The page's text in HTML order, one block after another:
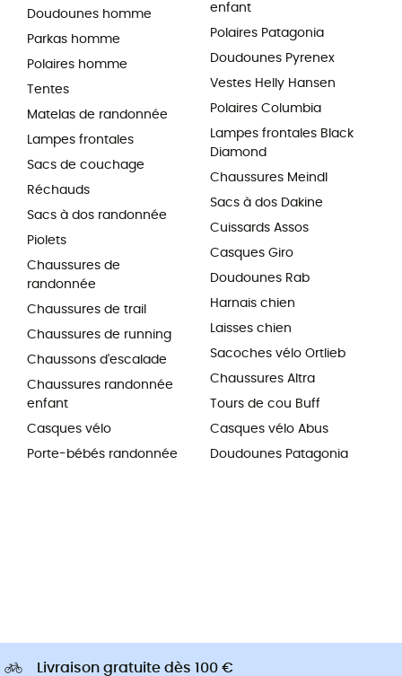
Doudounes homme
Parkas homme
Polaires homme
Tentes
Matelas de randonnée
Lampes frontales
Sacs de couchage
Réchauds
Sacs à dos randonnée
Piolets
Chaussures de
randonnée
Chaussures de trail
Chaussures de running
Chaussons d'escalade
Chaussures randonnée
enfant
Casques vélo
Porte-bébés randonnée
enfant
Polaires Patagonia
Doudounes Pyrenex
Vestes Helly Hansen
Polaires Columbia
Lampes frontales Black
Diamond
Chaussures Meindl
Sacs à dos Dakine
Cuissards Assos
Casques Giro
Doudounes Rab
Harnais chien
Laisses chien
Sacoches vélo Ortlieb
Chaussures Altra
Tours de cou Buff
Casques vélo Abus
Doudounes Patagonia
Livraison gratuite dès 100 €